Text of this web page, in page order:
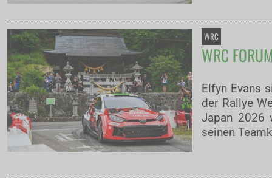
WRC
WRC
Elfyn Evans
der Rallye
Japan 2026
seinen